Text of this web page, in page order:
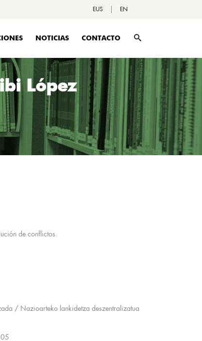
EUS EN
NOTICIAS CONTACTO
López
de conflictos.
/ Nazioarteko lankidetza deszentralizatua